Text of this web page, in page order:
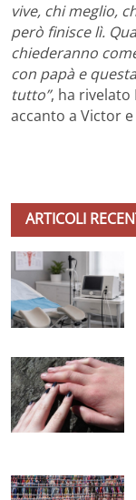
vive, chi meglio,
però finisce lì.
chiederanno
con papà e
tutto”, ha rivelato
accanto a Victor
ARTICOLI